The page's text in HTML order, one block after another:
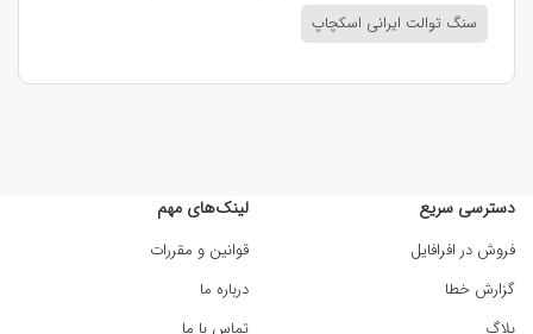
سنگ توالت ایرانی اسکچاپ
دسترسی سریع
فروش در افرافایل
گزارش خطا
بلاگ
لینک‌های مهم
قوانین و مقررات
درباره ما
تماس با ما